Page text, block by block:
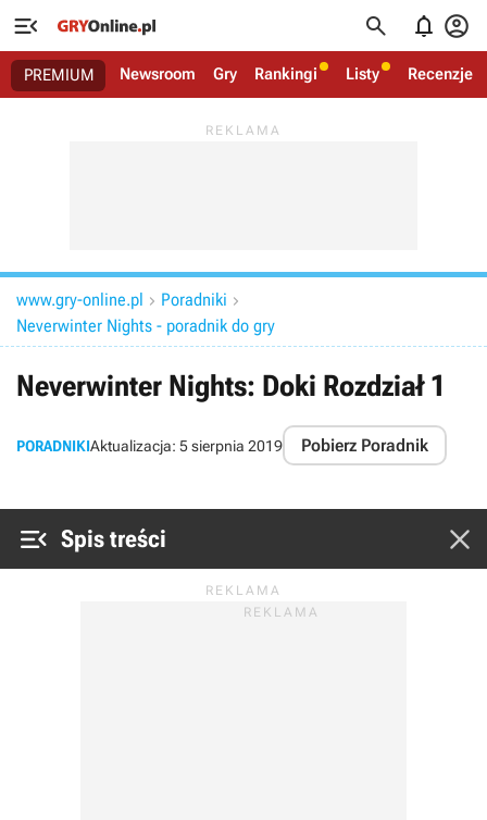
   
PREMIUM Newsroom Gry Rankingi Listy Recenzje
www.gry-online.pl  Poradniki 
Neverwinter Nights - poradnik do gry
Neverwinter Nights: Doki Rozdział 1
PORADNIKIAktualizacja: 5 sierpnia 2019 Pobierz Poradnik
 Spis treści 